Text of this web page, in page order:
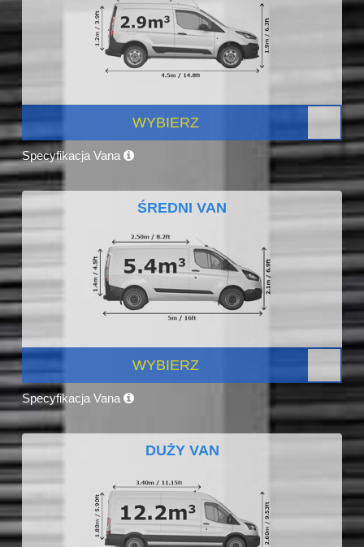
WYBIERZ
Specyfikacja Vana
ŚREDNI VAN
WYBIERZ
Specyfikacja Vana
DUŻY VAN